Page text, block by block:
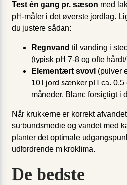
Test én gang pr. sæson med
pH-måler i det øverste jordlag.
du justere sådan:
Regnvand til vanding i
(typisk pH 7-8 og ofte
Elementært svovl (pulver
10 l jord sænker pH ca. 0,5
måneder. Bland forsigtigt i
Når krukkerne er korrekt
surbundsmedie og vandet med
planter det optimale
udfordrende mikroklima.
De bedste